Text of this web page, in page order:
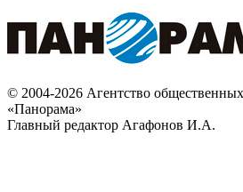
© 2004-2026 Агентство
«Панорама»
Главный редактор Агафонов И.А.